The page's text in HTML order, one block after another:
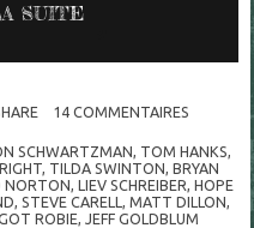
SUITE
14 COMMENTAIRES
SCHWARTZMAN TOM HANKS
TILDA SWINTON ,BRYAN
NORTON LIEV SCHREIBER HOPE
STEVE CARELL MATT DILLON
ROBIE JEFF GOLDBLUM